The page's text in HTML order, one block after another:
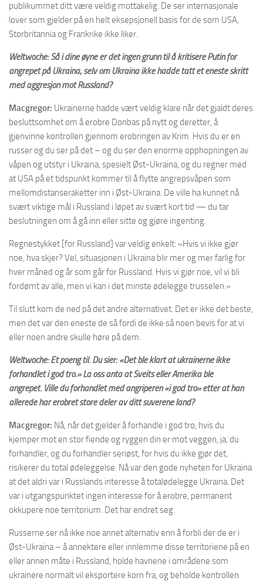
publikummet ditt være veldig mottakelig. De ser internasjonale
lover som gjelder på en helt eksepsjonell basis for de som USA,
Storbritannia og Frankrike ikke liker.
Weltwoche: Så i dine øyne er det ingen grunn til å kritisere Putin for
angrepet på Ukraina, selv om Ukraina ikke hadde tatt et eneste skritt
med aggresjon mot Russland?
Macgregor: Ukrainerne hadde vært veldig klare når det gjaldt deres
besluttsomhet om å erobre Donbas på nytt og deretter, å
gjenvinne kontrollen gjennom erobringen av Krim. Hvis du er en
russer og du ser på det – og du ser den enorme opphopningen av
våpen og utstyr i Ukraina, spesielt Øst-Ukraina, og du regner med
at USA på et tidspunkt kommer til å flytte angrepsvåpen som
mellomdistanseraketter inn i Øst-Ukraina. De ville ha kunnet nå
svært viktige mål i Russland i løpet av svært kort tid — du tar
beslutningen om å gå inn eller sitte og gjøre ingenting.
Regnestykket [for Russland] var veldig enkelt: «Hvis vi ikke gjør
noe, hva skjer? Vel, situasjonen i Ukraina blir mer og mer farlig for
hver måned og år som går for Russland. Hvis vi gjør noe, vil vi bli
fordømt av alle, men vi kan i det minste ødelegge trusselen.»
Til slutt kom de ned på det andre alternativet. Det er ikke det beste,
men det var den eneste de så fordi de ikke så noen bevis for at vi
eller noen andre skulle høre på dem.
Weltwoche: Et poeng til. Du sier: «Det ble klart at ukrainerne ikke
forhandlet i god tro.» La oss anta at Sveits eller Amerika ble
angrepet. Ville du forhandlet med angriperen «i god tro» etter at han
allerede har erobret store deler av ditt suverene land?
Macgregor: Nå, når det gjelder å forhandle i god tro, hvis du
kjemper mot en stor fiende og ryggen din er mot veggen, ja, du
forhandler, og du forhandler seriøst, for hvis du ikke gjør det,
risikerer du total ødeleggelse. Nå var den gode nyheten for Ukraina
at det aldri var i Russlands interesse å totalødelegge Ukraina. Det
var i utgangspunktet ingen interesse for å erobre, permanent
okkupere noe territorium. Det har endret seg.
Russerne ser nå ikke noe annet alternativ enn å forbli der de er i
Øst-Ukraina – å annektere eller innlemme disse territoriene på en
eller annen måte i Russland, holde havnene i områdene som
ukrainere normalt vil eksportere korn fra, og beholde kontrollen